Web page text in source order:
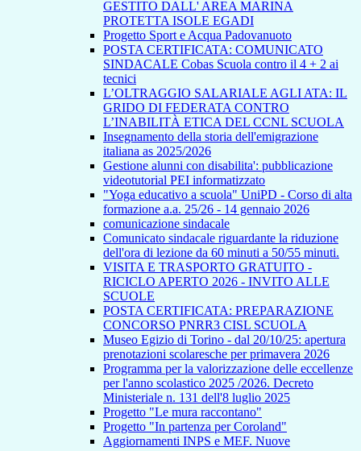
GESTITO DALL' AREA MARINA
PROTETTA ISOLE EGADI
Progetto Sport e Acqua Padovanuoto
POSTA CERTIFICATA: COMUNICATO
SINDACALE Cobas Scuola contro il 4 + 2 ai
tecnici
L’OLTRAGGIO SALARIALE AGLI ATA: IL
GRIDO DI FEDERATA CONTRO
L’INABILITÀ ETICA DEL CCNL SCUOLA
Insegnamento della storia dell'emigrazione
italiana as 2025/2026
Gestione alunni con disabilita': pubblicazione
videotutorial PEI informatizzato
"Yoga educativo a scuola" UniPD - Corso di alta
formazione a.a. 25/26 - 14 gennaio 2026
comunicazione sindacale
Comunicato sindacale riguardante la riduzione
dell'ora di lezione da 60 minuti a 50/55 minuti.
VISITA E TRASPORTO GRATUITO -
RICICLO APERTO 2026 - INVITO ALLE
SCUOLE
POSTA CERTIFICATA: PREPARAZIONE
CONCORSO PNRR3 CISL SCUOLA
Museo Egizio di Torino - dal 20/10/25: apertura
prenotazioni scolaresche per primavera 2026
Programma per la valorizzazione delle eccellenze
per l'anno scolastico 2025 /2026. Decreto
Ministeriale n. 131 dell'8 luglio 2025
Progetto "Le mura raccontano"
Progetto "In partenza per Coroland"
Aggiornamenti INPS e MEF. Nuove